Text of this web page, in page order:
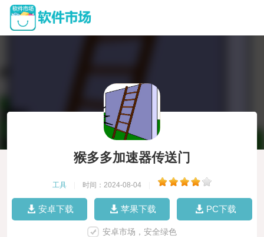
猴多多加速器传送门
工具 时间：2024-08-04
安卓下载 苹果下载 PC下载
安卓市场，安全绿色